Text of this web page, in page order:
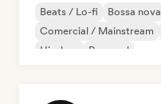
Beats / Lo-fi Bossa nova
Comercial / Mainstream
Hip-hop
Pop soul